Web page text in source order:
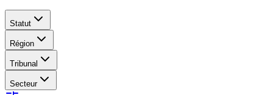
Statut
Région
Tribunal
Secteur